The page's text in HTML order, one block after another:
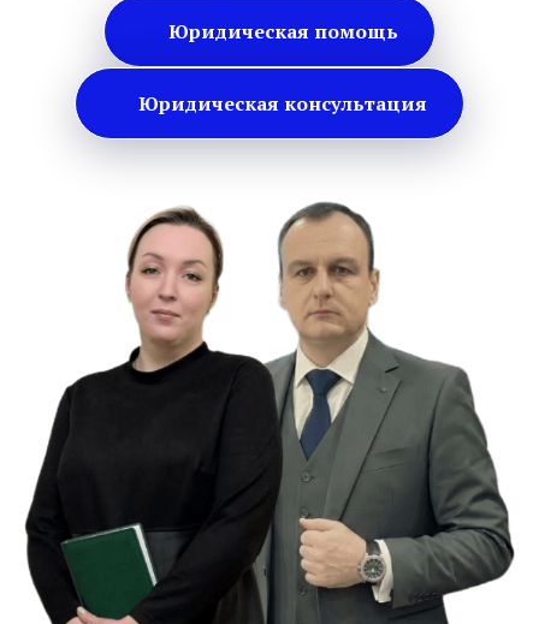
Юридическая помощь
Юридическая консультация